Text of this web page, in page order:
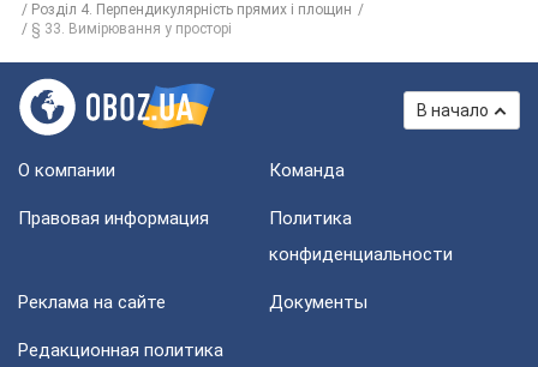
Розділ 4. Перпендикулярність прямих і площин
§ 33. Вимірювання у просторі
В начало
О компании Команда
Правовая информация
Политика
конфиденциальности
Реклама на сайте Документы
Редакционная политика